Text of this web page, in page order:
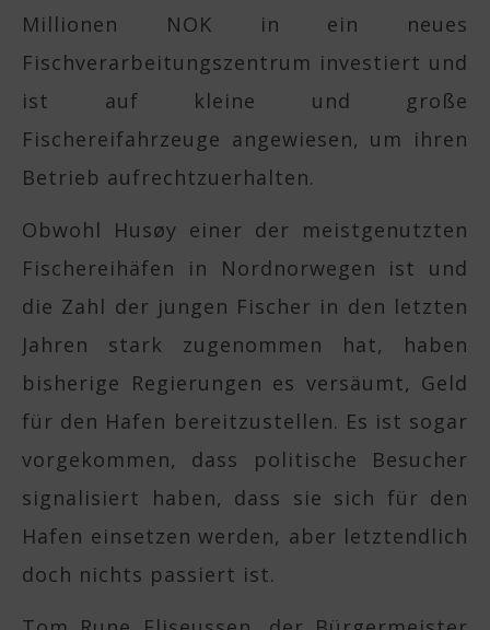
Millionen NOK in ein neues
Fischverarbeitungszentrum investiert und
ist auf kleine und große
Fischereifahrzeuge angewiesen, um ihren
Betrieb aufrechtzuerhalten.
Obwohl Husøy einer der meistgenutzten
Fischereihäfen in Nordnorwegen ist und
die Zahl der jungen Fischer in den letzten
Jahren stark zugenommen hat, haben
bisherige Regierungen es versäumt, Geld
für den Hafen bereitzustellen. Es ist sogar
vorgekommen, dass politische Besucher
signalisiert haben, dass sie sich für den
Hafen einsetzen werden, aber letztendlich
doch nichts passiert ist.